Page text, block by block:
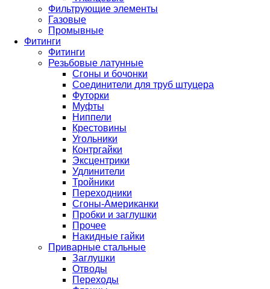
Фильтрующие элементы
Газовые
Промывные
Фитинги
Фитинги
Резьбовые латунные
Сгоны и бочонки
Соединители для труб штуцера
Футорки
Муфты
Ниппели
Крестовины
Угольники
Контргайки
Эксцентрики
Удлинители
Тройники
Переходники
Сгоны-Американки
Пробки и заглушки
Прочее
Накидные гайки
Приварные стальные
Заглушки
Отводы
Переходы